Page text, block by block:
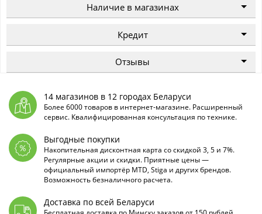
Наличие в магазинах
Кредит
Отзывы
14 магазинов в 12 городах Беларуси
Более 6000 товаров в интернет-магазине. Расширенный
сервис. Квалифицированная консультация по технике.
Выгодные покупки
Накопительная дисконтная карта со скидкой 3, 5 и 7%.
Регулярные акции и скидки. Приятные цены —
официальный импортёр MTD, Stiga и других брендов.
Возможность безналичного расчета.
Доставка по всей Беларуси